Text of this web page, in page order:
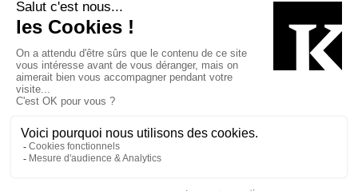
Bâtiment-Durable-Québec-1
Esquisses-1IRAC-1
MP-1 v2com-1